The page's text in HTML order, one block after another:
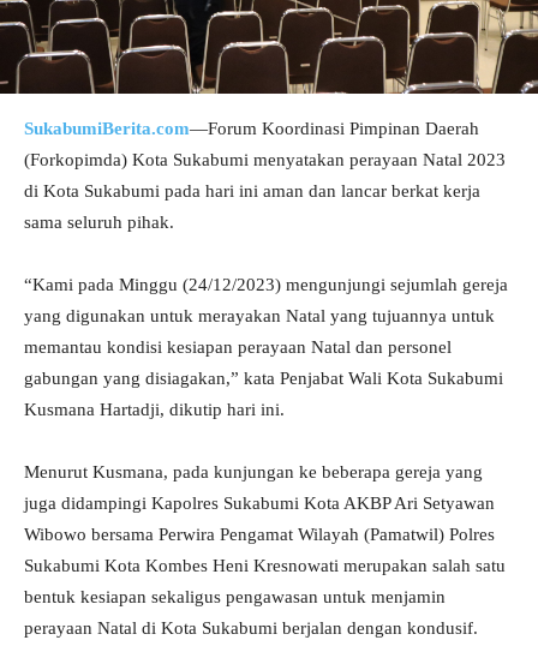
SukabumiBerita.com—Forum Koordinasi Pimpinan Daerah
(Forkopimda) Kota Sukabumi menyatakan perayaan Natal 2023
di Kota Sukabumi pada hari ini aman dan lancar berkat kerja
sama seluruh pihak.
“Kami pada Minggu (24/12/2023) mengunjungi sejumlah gereja
yang digunakan untuk merayakan Natal yang tujuannya untuk
memantau kondisi kesiapan perayaan Natal dan personel
gabungan yang disiagakan,” kata Penjabat Wali Kota Sukabumi
Kusmana Hartadji, dikutip hari ini.
Menurut Kusmana, pada kunjungan ke beberapa gereja yang
juga didampingi Kapolres Sukabumi Kota AKBP Ari Setyawan
Wibowo bersama Perwira Pengamat Wilayah (Pamatwil) Polres
Sukabumi Kota Kombes Heni Kresnowati merupakan salah satu
bentuk kesiapan sekaligus pengawasan untuk menjamin
perayaan Natal di Kota Sukabumi berjalan dengan kondusif.